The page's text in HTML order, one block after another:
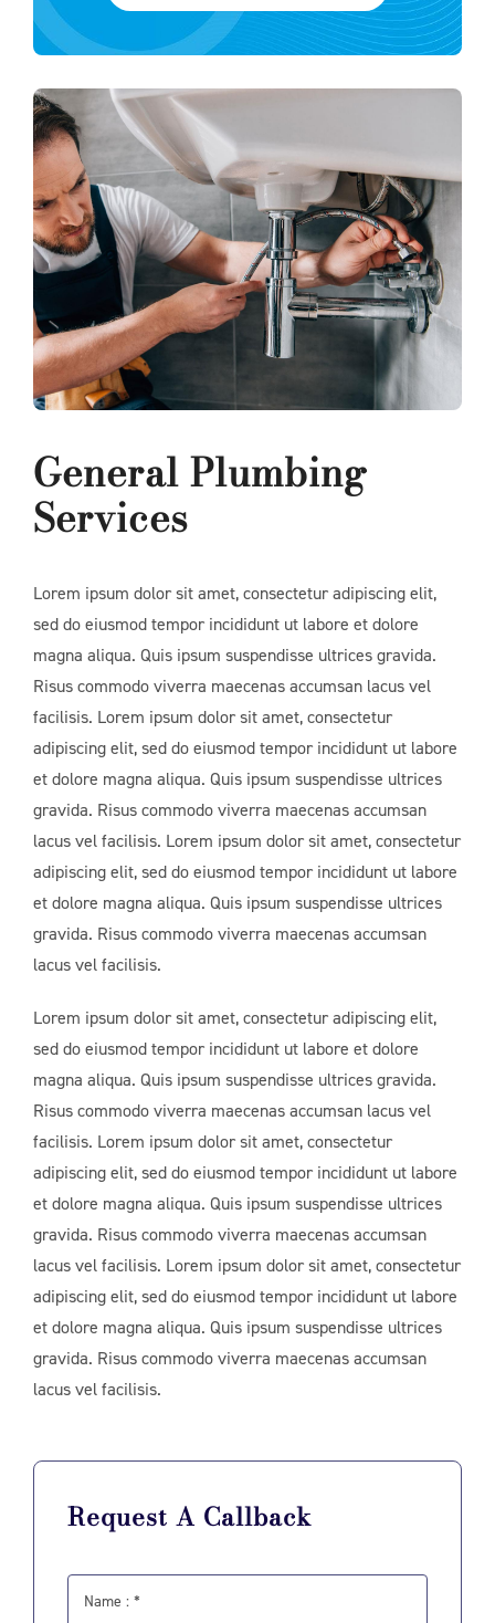
General Plumbing
Services
Lorem ipsum dolor sit amet, consectetur adipiscing elit,
sed do eiusmod tempor incididunt ut labore et dolore
magna aliqua. Quis ipsum suspendisse ultrices gravida.
Risus commodo viverra maecenas accumsan lacus vel
facilisis. Lorem ipsum dolor sit amet, consectetur
adipiscing elit, sed do eiusmod tempor incididunt ut labore
et dolore magna aliqua. Quis ipsum suspendisse ultrices
gravida. Risus commodo viverra maecenas accumsan
lacus vel facilisis. Lorem ipsum dolor sit amet, consectetur
adipiscing elit, sed do eiusmod tempor incididunt ut labore
et dolore magna aliqua. Quis ipsum suspendisse ultrices
gravida. Risus commodo viverra maecenas accumsan
lacus vel facilisis.
Lorem ipsum dolor sit amet, consectetur adipiscing elit,
sed do eiusmod tempor incididunt ut labore et dolore
magna aliqua. Quis ipsum suspendisse ultrices gravida.
Risus commodo viverra maecenas accumsan lacus vel
facilisis. Lorem ipsum dolor sit amet, consectetur
adipiscing elit, sed do eiusmod tempor incididunt ut labore
et dolore magna aliqua. Quis ipsum suspendisse ultrices
gravida. Risus commodo viverra maecenas accumsan
lacus vel facilisis. Lorem ipsum dolor sit amet, consectetur
adipiscing elit, sed do eiusmod tempor incididunt ut labore
et dolore magna aliqua. Quis ipsum suspendisse ultrices
gravida. Risus commodo viverra maecenas accumsan
lacus vel facilisis.
Request A Callback